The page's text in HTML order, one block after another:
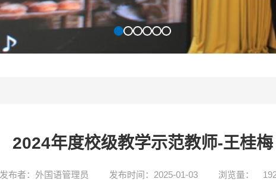
2024年度校级教学示范教师-王桂梅
发布者：外国语管理员 发布时间：2025-01-03 浏览量：